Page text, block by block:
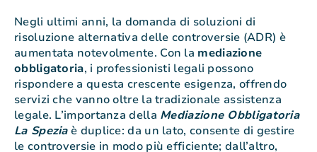
Negli ultimi anni, la domanda di soluzioni di
risoluzione alternativa delle controversie (ADR) è
aumentata notevolmente. Con la mediazione
obbligatoria, i professionisti legali possono
rispondere a questa crescente esigenza, offrendo
servizi che vanno oltre la tradizionale assistenza
legale. L’importanza della Mediazione Obbligatoria
La Speziaè duplice: da un lato, consente di gestire
le controversie in modo più efficiente; dall’altro,